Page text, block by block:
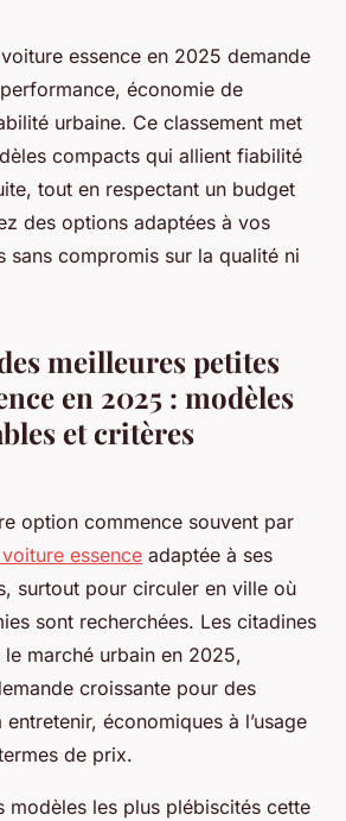
petites voitures
pas manquer en
• 5 min de lecture
essence en 2025 demande
économie de
urbaine. Ce classement met
compacts qui allient fiabilité
tout en respectant un budget
des options adaptées à vos
sans compromis sur la qualité ni
meilleures petites
en 2025 : modèles
et critères
option commence souvent par
essence adaptée à ses
surtout pour circuler en ville où
sont recherchées. Les citadines
marché urbain en 2025,
croissante pour des
économiques à l’usage
de prix.
modèles les plus plébiscités cette